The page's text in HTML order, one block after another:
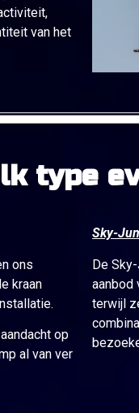
van het
type
ons
kraan
op
al van ver
Sky-
De
aanbod
terwijl